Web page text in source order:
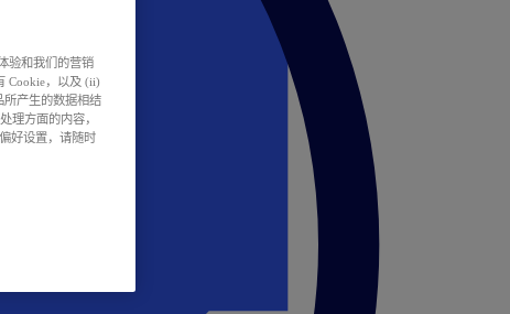
验和我们的营销
Cookie，以及 (ii)
所产生的数据相结
理方面的内容，
好设置，请随时